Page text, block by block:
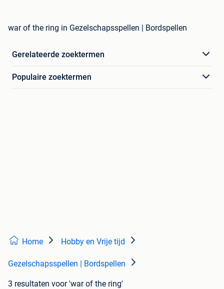
war of the ring in Gezelschapsspellen | Bordspellen
Gerelateerde zoektermen
Populaire zoektermen
Home Hobby en Vrije tijd
Gezelschapsspellen | Bordspellen
3 resultaten voor 'war of the ring'